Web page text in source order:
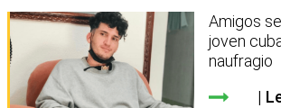
Amigos
joven
naufragio